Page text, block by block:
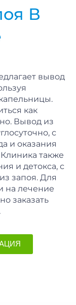
В
вывод
как
Вывод из
с
и оказания
также
и детокса, с
запоя. Для
на лечение
заказать